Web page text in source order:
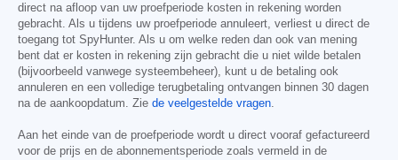
direct na afloop van uw proefperiode kosten in rekening worden
gebracht. Als u tijdens uw proefperiode annuleert, verliest u direct de
toegang tot SpyHunter. Als u om welke reden dan ook van mening
bent dat er kosten in rekening zijn gebracht die u niet wilde betalen
(bijvoorbeeld vanwege systeembeheer), kunt u de betaling ook
annuleren en een volledige terugbetaling ontvangen binnen 30 dagen
na de aankoopdatum. Zie de veelgestelde vragen.
Aan het einde van de proefperiode wordt u direct vooraf gefactureerd
voor de prijs en de abonnementsperiode zoals vermeld in de